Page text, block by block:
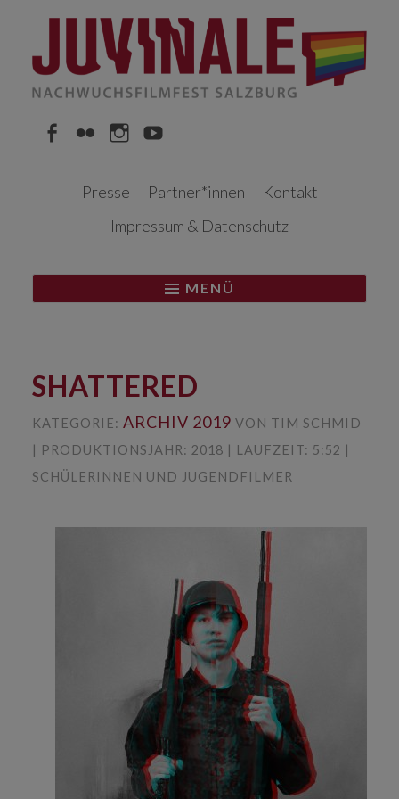
Inhalt
Presse
Partner*innen
Kontakt
Impressum & Datenschutz
MENÜ
SHATTERED
KATEGORIE: ARCHIV 2019 VON TIM SCHMID
| PRODUKTIONSJAHR: 2018 | LAUFZEIT: 5:52 |
SCHÜLERINNEN UND JUGENDFILMER